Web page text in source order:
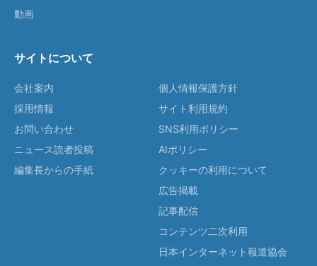
動画
サイトについて
会社案内
採用情報
お問い合わせ
ニュース読者投稿
編集長からの手紙
個人情報保護方針
サイト利用規約
SNS利用ポリシー
AIポリシー
クッキーの利用について
広告掲載
記事配信
コンテンツ二次利用
日本インターネット報道協会